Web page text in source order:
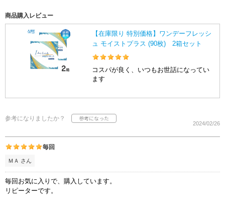
商品購入レビュー
【在庫限り 特別価格】ワンデーフレッシ
ュ モイストプラス (90枚) 2箱セット
コスパが良く、いつもお世話になってい
ます
参考になりましたか？
2024/02/26
毎回
ＭＡ さん
毎回お気に入りで、購入しています。
リピーターです。